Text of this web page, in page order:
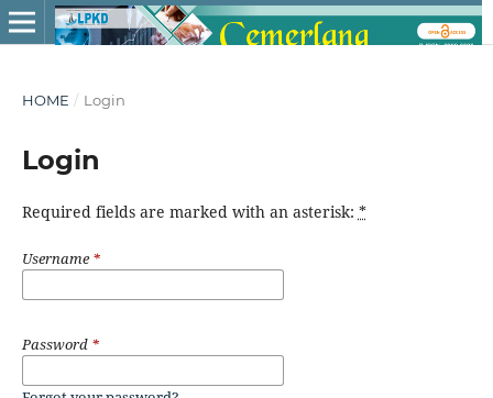
HOME / Login
Login
Required fields are marked with an asterisk: *
Username*
Password *